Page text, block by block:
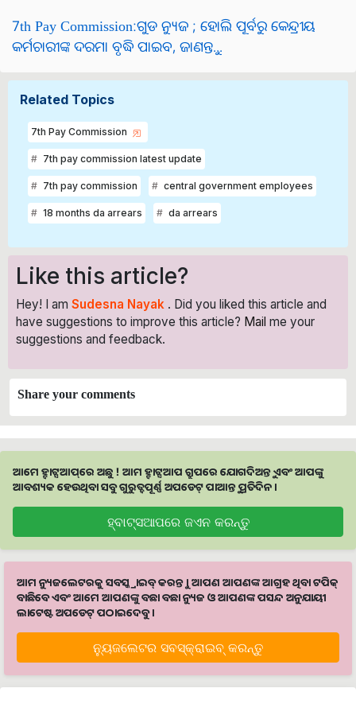
7th Pay Commission:ଗୁଡ ନ୍ୟୁଜ ; ହୋଲି ପୂର୍ବରୁ କେନ୍ଦ୍ରୀୟ
କର୍ମଚାରୀଙ୍କ ଦରମା ବୃଦ୍ଧି ପାଇବ, ଜାଣନ୍ତୁ...
Related Topics
7th Pay Commission
7th pay commission latest update
7th pay commission central government employees
18 months da arrears da arrears
Like this article?
Hey! I am Sudesna Nayak . Did you liked this article and
have suggestions to improve this article? Mail me your
suggestions and feedback.
Share your comments
ଆମେ ହ୍ବାଟ୍ସଆପ୍‌ରେ ଅଛୁ ! ଆମ ହ୍ବାଟ୍ସଆପ ଗ୍ରୁପରେ ଯୋଗଦିଅନ୍ତୁ ଏବଂ ଆପଙ୍କୁ
ଆବଶ୍ୟକ ହେଉଥିବା ସବୁ ଗୁରୁତ୍ବପୂର୍ଣ୍ଣ ଅପଡେଟ୍‌ ପାଆନ୍ତୁ ପ୍ରତିଦିନ ।
ହ୍ବାଟ୍ସଆପରେ ଜଏନ କରନ୍ତୁ
ଆମ ନ୍ୟୁଜଲେଟରକୁ ସବସ୍କ୍ରାଇବ୍ କରନ୍ତୁ । ଆପଣ ଆପଣଙ୍କ ଆଗ୍ରହ ଥିବା ଟପିକ୍‌
ବାଛିବେ ଏବଂ ଆମେ ଆପଣଙ୍କୁ ବଛା ବଛା ନ୍ୟୁଜ ଓ ଆପଣଙ୍କ ପସନ୍ଦ ଅନୁଯାୟୀ
ଲାଟେଷ୍ଟ ଅପଡେଟ୍‌ ପଠାଇଦେବୁ ।
ନ୍ୟୁଜଲେଟର ସବସ୍କ୍ରାଇବ୍‌ କରନ୍ତୁ